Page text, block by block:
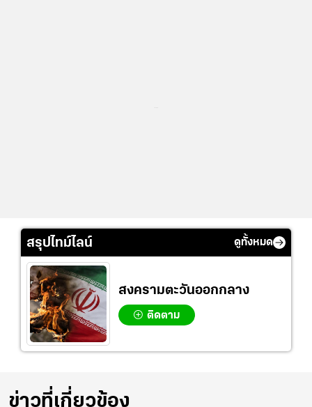
สรุปไทม์ไลน์ ดูทั้งหมด
สงครามตะวันออกกลาง
ติดตาม
ข่าวที่เกี่ยวข้อง